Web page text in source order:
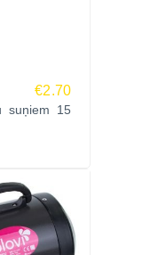
€2.70
suņiem 15